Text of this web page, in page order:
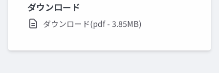
ダウンロード
ダウンロード(pdf - 3.85MB)